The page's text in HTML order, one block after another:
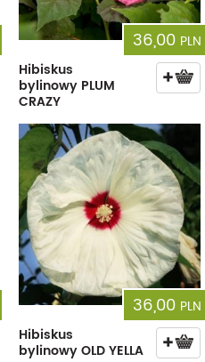
36,00 PLN
Hibiskus
bylinowy PLUM
CRAZY
36,00 PLN
Hibiskus
bylinowy OLD YELLA